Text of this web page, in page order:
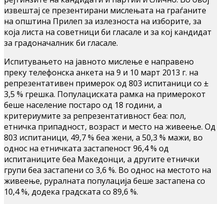
извештај се презентирани мислењата на граѓаните
на општина Прилеп за излезноста на изборите, за
која листа на советници би гласале и за кој кандидат
за градоначалник би гласале.
Испитувањето на јавното мислење е направено
преку телефонска анкета на 9 и 10 март 2013 г. на
репрезентативен примерок од 803 испитаници со ±
3,5 % грешка. Популациската рамка на примерокот
беше население постаро од 18 години, а
критериумите за репрезентативност беа: пол,
етничка припадност, возраст и место на живеење. Од
803 испитаници, 49,7 % беа жени, а 50,3 % мажи, во
однос на етничката застапеност 96,4 % од
испитаниците беа Македонци, а другите етнички
групи беа застапени со 3,6 %. Во однос на местото на
живеење, руралната популација беше застапена со
10,4 %, додека градската со 89,6 %.